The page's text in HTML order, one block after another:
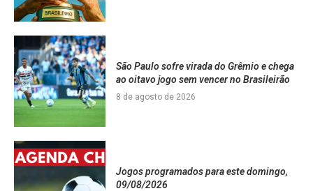
São Paulo sofre virada do Grêmio e chega
ao oitavo jogo sem vencer no Brasileirão
8 de agosto de 2026
Jogos programados para este domingo,
09/08/2026